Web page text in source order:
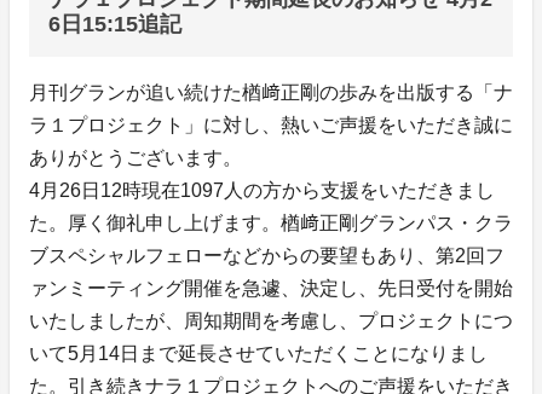
6日15:15追記
月刊グランが追い続けた楢﨑正剛の歩みを出版する「ナ
ラ１プロジェクト」に対し、熱いご声援をいただき誠に
ありがとうございます。
4月26日12時現在1097人の方から支援をいただきまし
た。厚く御礼申し上げます。楢﨑正剛グランパス・クラ
ブスペシャルフェローなどからの要望もあり、第2回フ
ァンミーティング開催を急遽、決定し、先日受付を開始
いたしましたが、周知期間を考慮し、プロジェクトにつ
いて5月14日まで延長させていただくことになりまし
た。引き続きナラ１プロジェクトへのご声援をいただき